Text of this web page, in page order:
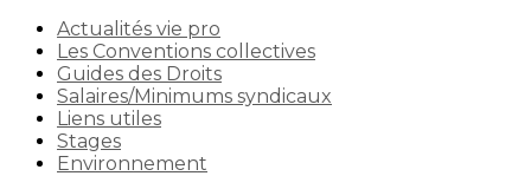
Actualités vie pro
Les Conventions collectives
Guides des Droits
Salaires/Minimums syndicaux
Liens utiles
Stages
Environnement